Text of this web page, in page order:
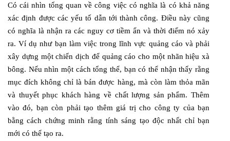
Có cái nhìn tổng quan về công việc có nghĩa là có khả năng
xác định được các yếu tố dẫn tới thành công. Điều này cũng
có nghĩa là nhận ra các nguy cơ tiềm ẩn và thời điểm nó xảy
ra. Ví dụ như bạn làm việc trong lĩnh vực quảng cáo và phải
xây dựng một chiến dịch để quảng cáo cho một nhãn hiệu xà
bông. Nếu nhìn một cách tổng thể, bạn có thể nhận thấy rằng
mục đích không chỉ là bán được hàng, mà còn làm thỏa mãn
và thuyết phục khách hàng về chất lượng sản phẩm. Thêm
vào đó, bạn còn phải tạo thêm giá trị cho công ty của bạn
bằng cách chứng minh rằng tính sáng tạo độc nhất chỉ bạn
mới có thể tạo ra.